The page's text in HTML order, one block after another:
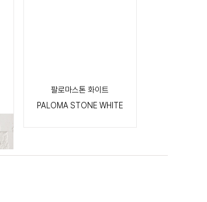
팔로마스톤 화이트
PALOMA STONE WHITE